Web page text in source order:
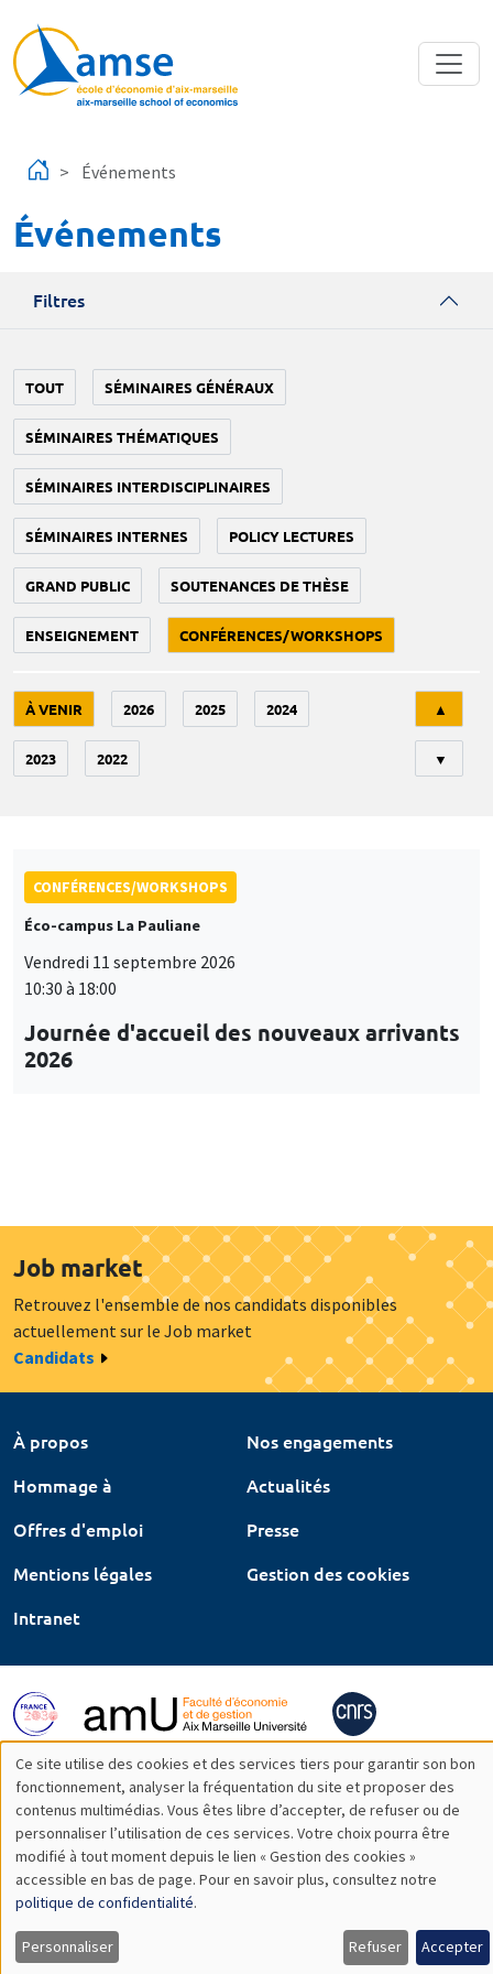
Événements
Événements
Filtres
TOUT SÉMINAIRES GÉNÉRAUX
SÉMINAIRES THÉMATIQUES
SÉMINAIRES INTERDISCIPLINAIRES
SÉMINAIRES INTERNES POLICY LECTURES
GRAND PUBLIC SOUTENANCES DE THÈSE
ENSEIGNEMENT CONFÉRENCES/WORKSHOPS
À VENIR 2026 2025 2024
2023 2022
▲
▼
CONFÉRENCES/WORKSHOPS
Éco-campus La Pauliane
Vendredi 11 septembre 2026
10:30 à 18:00
Journée d'accueil des nouveaux arrivants
2026
Job market
Retrouvez l'ensemble de nos candidats disponibles
actuellement sur le Job market
Candidats
À propos
Nos engagements
Hommage à
Actualités
Offres d'emploi
Presse
Mentions légales
Gestion des cookies
Intranet
Utilisation
des
données
personnelles
et
Ce site utilise des cookies et des services tiers pour garantir son bon
fonctionnement, analyser la fréquentation du site et proposer des
contenus multimédias. Vous êtes libre d’accepter, de refuser ou de
personnaliser l’utilisation de ces services. Votre choix pourra être
modifié à tout moment depuis le lien « Gestion des cookies »
accessible en bas de page. Pour en savoir plus, consultez notre
politique de confidentialité.
Personnaliser Refuser Accepter